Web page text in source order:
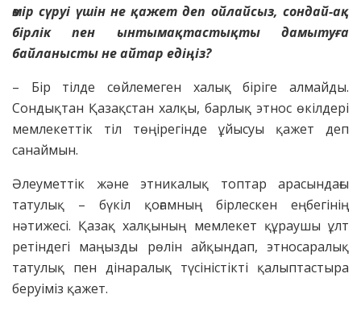
өмір сүруі үшін не қажет деп ойлайсыз, сондай-ақ
бірлік пен ынтымақтастықты дамытуға
байланысты не айтар едіңіз?
– Бір тілде сөйлемеген халық біріге алмайды.
Сондықтан Қазақстан халқы, барлық этнос өкілдері
мемлекеттік тіл төңірегінде ұйысуы қажет деп
санаймын.
Әлеуметтік және этникалық топтар арасындағы
татулық – бүкіл қоғамның бірлескен еңбегінің
нәтижесі. Қазақ халқының мемлекет құраушы ұлт
ретіндегі маңызды рөлін айқындап, этносаралық
татулық пен дінаралық түсіністікті қалыптастыра
беруіміз қажет.